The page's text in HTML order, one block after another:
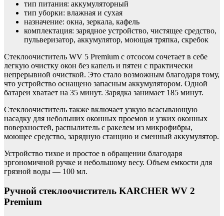
тип питания: аккумуляторный
тип уборки: влажная и сухая
назначение: окна, зеркала, кафель
комплектация: зарядное устройство, чистящее средство,
пульверизатор, аккумулятор, моющая тряпка, скребок
Стеклоочиститель WV 5 Premium с отсосом сочетает в себе
легкую очистку окон без капель и пятен с практически
непрерывной очисткой. Это стало возможным благодаря тому,
что устройство оснащено запасным аккумулятором. Одной
батареи хватает на 35 минут. Зарядка занимает 185 минут.
Стеклоочиститель также включает узкую всасывающую
насадку для небольших оконных проемов и узких оконных
поверхностей, распылитель с ракелем из микрофибры,
моющее средство, зарядную станцию ​​и сменный аккумулятор.
Устройство тихое и простое в обращении благодаря
эргономичной ручке и небольшому весу. Объем емкости для
грязной воды — 100 мл.
Ручной стеклоочиститель KARCHER WV 2
Premium